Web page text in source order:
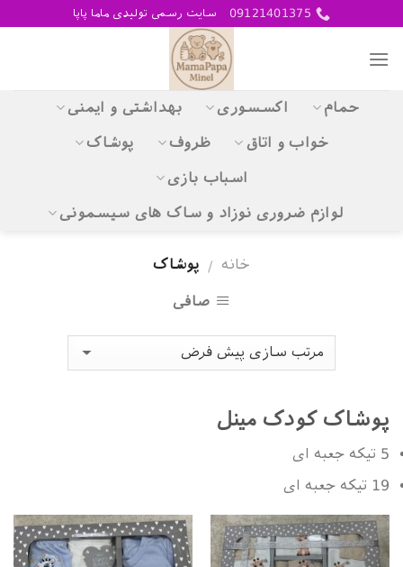
content
09121401375 سایت رسمی تولیدی ماما پاپا
حمام اکسسوری بهداشتی و ایمنی
خواب و اتاق ظروف پوشاک
اسباب بازی
لوازم ضروری نوزاد و ساک های سیسمونی
خانه / پوشاک
صافی
پوشاک کودک مینل
5 تیکه جعبه ای
19 تیکه جعبه ای